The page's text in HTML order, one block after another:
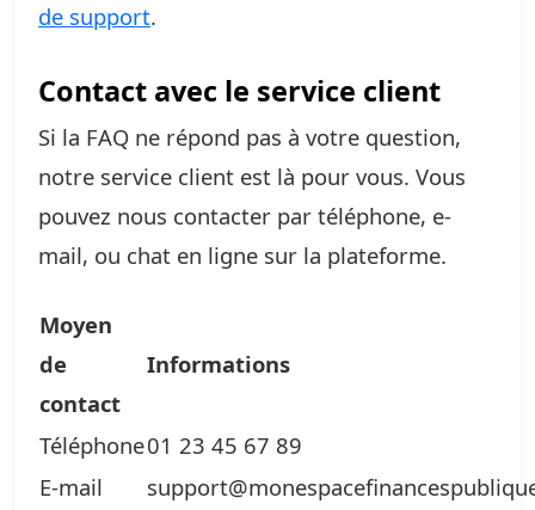
de support.
Contact avec le service client
Si la FAQ ne répond pas à votre question,
notre service client est là pour vous. Vous
pouvez nous contacter par téléphone, e-
mail, ou chat en ligne sur la plateforme.
Moyen
de
contact
Informations
Téléphone01 23 45 67 89
E-mail